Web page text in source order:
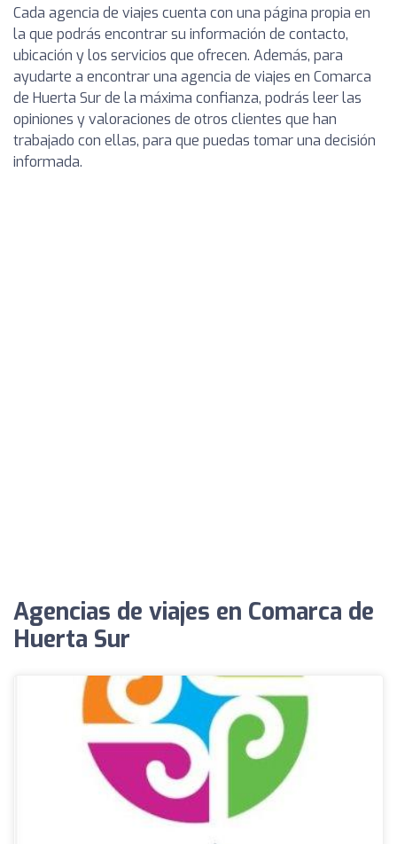
Cada agencia de viajes cuenta con una página propia en
la que podrás encontrar su información de contacto,
ubicación y los servicios que ofrecen. Además, para
ayudarte a encontrar una agencia de viajes en Comarca
de Huerta Sur de la máxima confianza, podrás leer las
opiniones y valoraciones de otros clientes que han
trabajado con ellas, para que puedas tomar una decisión
informada.
Agencias de viajes en Comarca de
Huerta Sur